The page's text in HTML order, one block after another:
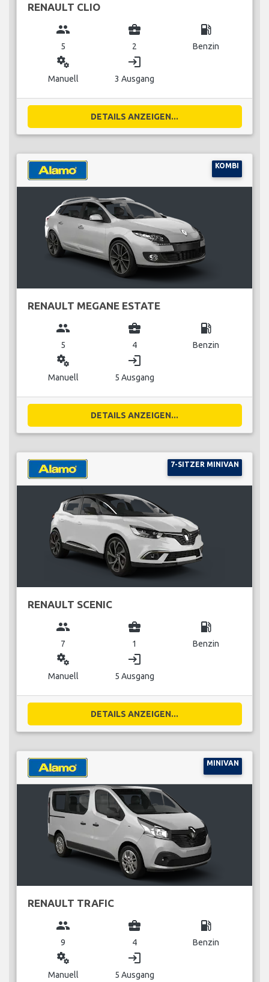
RENAULT CLIO
group
5
business_center
2
local_gas_station
Benzin
miscellaneous_services
Manuell
login
3 Ausgang
DETAILS ANZEIGEN...
KOMBI
RENAULT MEGANE ESTATE
group
5
business_center
4
local_gas_station
Benzin
miscellaneous_services
Manuell
login
5 Ausgang
DETAILS ANZEIGEN...
7-SITZER MINIVAN
RENAULT SCENIC
group
7
business_center
1
local_gas_station
Benzin
miscellaneous_services
Manuell
login
5 Ausgang
DETAILS ANZEIGEN...
MINIVAN
RENAULT TRAFIC
group
9
business_center
4
local_gas_station
Benzin
miscellaneous_services
Manuell
login
5 Ausgang